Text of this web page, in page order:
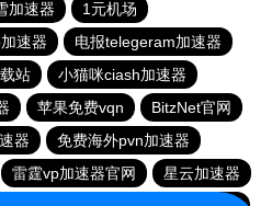
加速器
1元机场
速器
电报telegeram加速器
站
小猫咪ciash加速器
苹果免费vqn
BitzNet官网
器
免费海外pvn加速器
雷霆vp加速器官网
星云加速器